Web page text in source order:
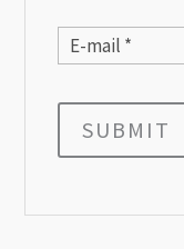
SUBMIT